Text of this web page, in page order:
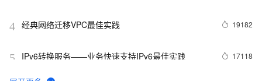
4 经典网络迁移VPC最佳实践 19182
5 IPv6转换服务——业务快速支持IPv6最佳实践 17118